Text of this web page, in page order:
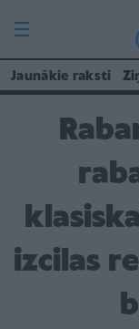
Jaunākie raksti
izcilas